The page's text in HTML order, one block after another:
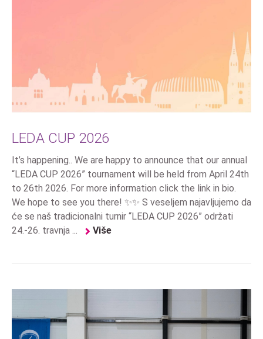
LEDA CUP 2026
It’s happening.. We are happy to announce that our annual
“LEDA CUP 2026” tournament will be held from April 24th
to 26th 2026. For more information click the link in bio.
We hope to see you there! ✨✨ S veseljem najavljujemo da
će se naš tradicionalni turnir “LEDA CUP 2026” održati
24.-26. travnja ...
Više